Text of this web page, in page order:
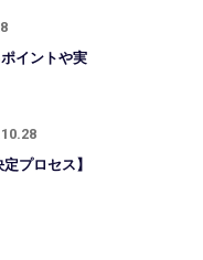
イントや実
プロセス】